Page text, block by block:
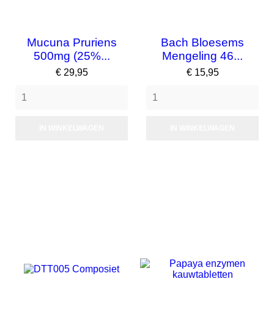
Mucuna Pruriens
500mg (25%...
Prijs
€ 29,95
Bach Bloesems
Mengeling 46...
Prijs
€ 15,95